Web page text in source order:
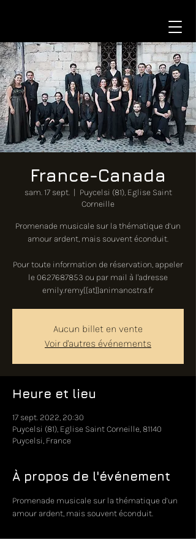
France-Canada
sam. 17 sept.
  |
Puycelsi (81), Eglise Saint
Corneille
Promenade musicale sur la thématique d’un
amour ardent, mais souvent éconduit.
Pour toute information de réservation, appeler
le 0627687853 ou par mail à l'adresse
emily.remy[[at]]animanostra.fr
Aucun billet en vente
Voir d'autres événements
Heure et lieu
17 sept. 2022, 20:30
Puycelsi (81), Eglise Saint Corneille, 81140
Puycelsi, France
À propos de l'événement
Promenade musicale sur la thématique d’un
amour ardent, mais souvent éconduit.